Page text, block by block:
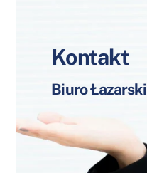
Kontakt
Biuro Łazarski